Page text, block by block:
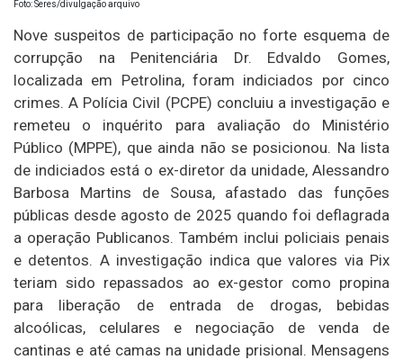
Foto: Seres/divulgação arquivo
Nove suspeitos de participação no forte esquema de
corrupção na Penitenciária Dr. Edvaldo Gomes,
localizada em Petrolina, foram indiciados por cinco
crimes. A Polícia Civil (PCPE) concluiu a investigação e
remeteu o inquérito para avaliação do Ministério
Público (MPPE), que ainda não se posicionou. Na lista
de indiciados está o ex-diretor da unidade, Alessandro
Barbosa Martins de Sousa, afastado das funções
públicas desde agosto de 2025 quando foi deflagrada
a operação Publicanos. Também inclui policiais penais
e detentos. A investigação indica que valores via Pix
teriam sido repassados ao ex-gestor como propina
para liberação de entrada de drogas, bebidas
alcoólicas, celulares e negociação de venda de
cantinas e até camas na unidade prisional. Mensagens